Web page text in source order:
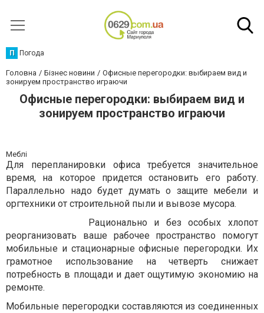
П Погода
Головна Бізнес новини
Офисные перегородки: выбираем вид и
зонируем пространство играючи
Офисные перегородки: выбираем вид и
зонируем пространство играючи
Меблі
Для перепланировки офиса требуется значительное
время, на которое придется остановить его работу.
Параллельно надо будет думать о защите мебели и
оргтехники от строительной пыли и вывозе мусора.
Рационально и без особых хлопот
реорганизовать ваше рабочее пространство помогут
мобильные и стационарные офисные перегородки. Их
грамотное использование на четверть снижает
потребность в площади и дает ощутимую экономию на
ремонте.
Мобильные перегородки составляются из соединенных